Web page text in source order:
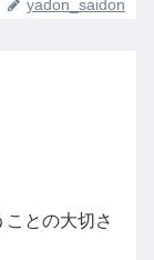
yadon_saidon
ことの大切さ